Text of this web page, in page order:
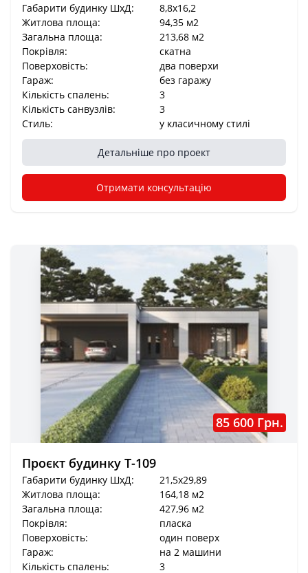
Габарити будинку ШхД:
8,8x16,2
Житлова площа:
94,35 м2
Загальна площа:
213,68 м2
Покрівля:
скатна
Поверховість:
два поверхи
Гараж:
без гаражу
Кількість спалень:
3
Кількість санвузлів:
3
Стиль:
у класичному стилі
Детальніше про проект
Отримати консультацію
85 600 Грн.
Проєкт будинку Т-109
Габарити будинку ШхД:
21,5x29,89
Житлова площа:
164,18 м2
Загальна площа:
427,96 м2
Покрівля:
пласка
Поверховість:
один поверх
Гараж:
на 2 машини
Кількість спалень:
3